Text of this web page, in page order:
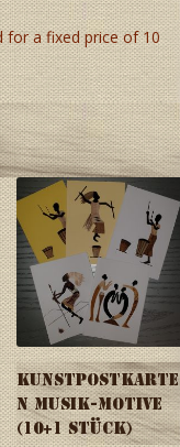
for a fixed price of 10
Kunstpostkarte
n Musik-Motive
(10+1 Stück)